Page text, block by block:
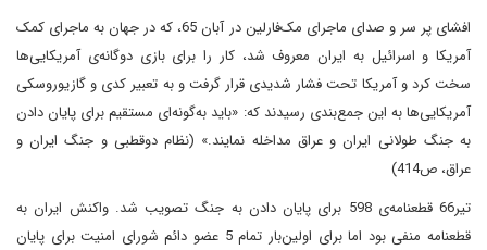
افشای پر سر و صدای ماجرای مک‌فارلین در آبان 65، که در جهان به ماجرای کمک
آمریکا و اسرائیل به ایران معروف شد، کار را برای بازی دوگانه‌ی آمریکایی‌ها
سخت کرد و آمریکا تحت فشار شدیدی قرار گرفت و به تعبیر کدی و گازیوروسکی
آمریکایی‌ها به این جمع‌بندی رسیدند که: «باید به‌گونه‌ای مستقیم برای پایان دادن
به جنگ طولانی ایران و عراق مداخله نمایند.» (نظام دوقطبی و جنگ ایران و
عراق، ص414)
تیر66 قطعنامه‌ی 598 برای پایان دادن به جنگ تصویب شد. واکنش ایران به
قطعنامه منفی بود اما برای اولین‌بار تمام 5 عضو دائم شورای امنیت برای پایان